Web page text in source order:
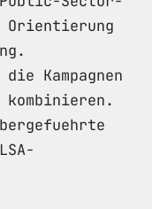
Orientierung
Kampagnen